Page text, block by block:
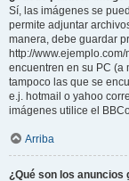
Sí, las imágenes se
permite adjuntar
manera, debe guardar
http://
encuentren en su PC (a
tampoco las que se
e.j. hotmail o yahoo
imágenes utilice el
Arriba
¿Qué son los anuncios